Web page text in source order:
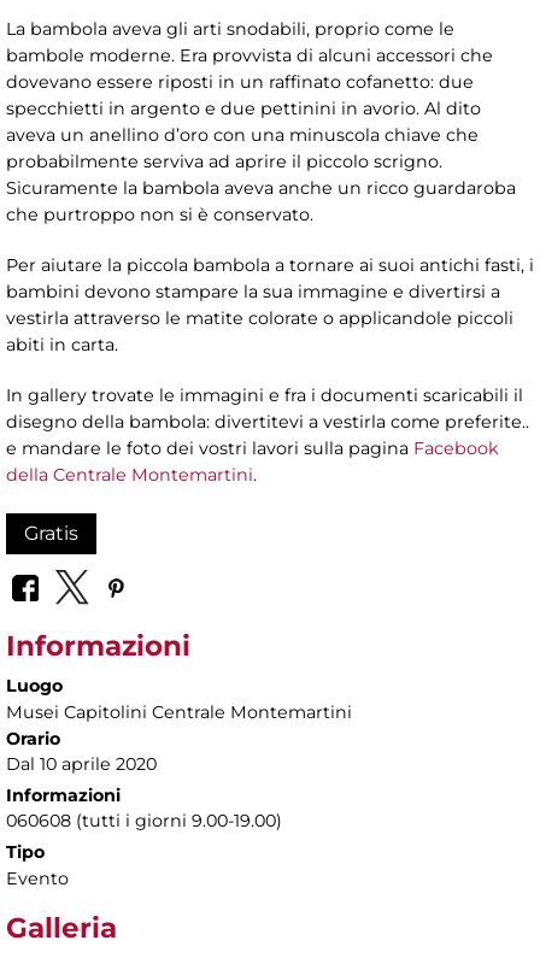
La bambola aveva gli arti snodabili, proprio come le
bambole moderne. Era provvista di alcuni accessori che
dovevano essere riposti in un raffinato cofanetto: due
specchietti in argento e due pettinini in avorio. Al dito
aveva un anellino d’oro con una minuscola chiave che
probabilmente serviva ad aprire il piccolo scrigno.
Sicuramente la bambola aveva anche un ricco guardaroba
che purtroppo non si è conservato.
Per aiutare la piccola bambola a tornare ai suoi antichi fasti, i
bambini devono stampare la sua immagine e divertirsi a
vestirla attraverso le matite colorate o applicandole piccoli
abiti in carta.
In gallery trovate le immagini e fra i documenti scaricabili il
disegno della bambola: divertitevi a vestirla come preferite..
e mandare le foto dei vostri lavori sulla pagina Facebook
della Centrale Montemartini.
Gratis
Informazioni
Luogo
Musei Capitolini Centrale Montemartini
Orario
Dal 10 aprile 2020
Informazioni
060608 (tutti i giorni 9.00-19.00)
Tipo
Evento
Galleria